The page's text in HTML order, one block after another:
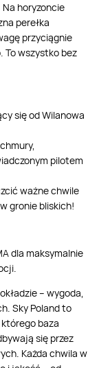
horyzoncie
perełka
przyciągnie
To wszystko bez
się od Wilanowa
pilotem
ważne chwile
gronie bliskich!
dla maksymalnie
– wygoda,
Sky Poland to
baza
się przez
Każda chwila w